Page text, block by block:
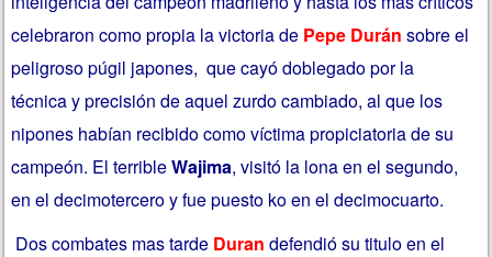
celebraron como propia la victoria de Pepe Durán sobre el
peligroso púgil japones, que cayó doblegado por la
técnica y precisión de aquel zurdo cambiado, al que los
nipones habían recibido como víctima propiciatoria de su
campeón. El terribleWajima, visitó la lona en el segundo,
en el decimotercero y fue puesto ko en el decimocuarto.
Dos combates mas tarde Duran defendió su titulo en el